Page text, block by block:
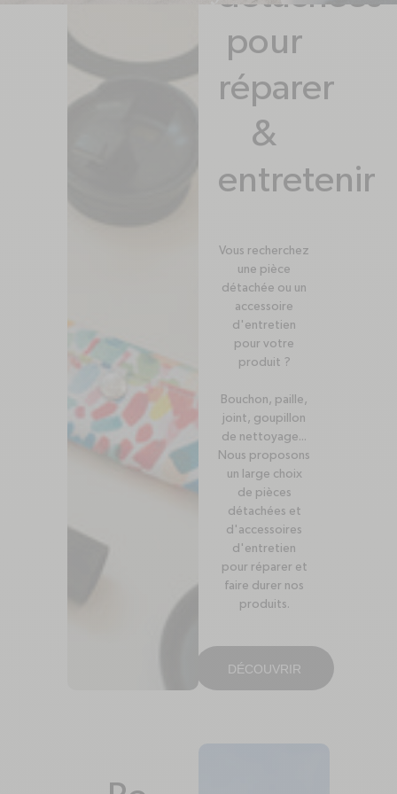
pour
réparer
&
entretenir
Vous recherchez
une pièce
détachée ou un
accessoire
d'entretien
pour votre
produit ?
Bouchon, paille,
joint, goupillon
de nettoyage...
Nous proposons
un large choix
de pièces
détachées et
d'accessoires
d'entretien
pour réparer et
faire durer nos
produits.
DÉCOUVRIR